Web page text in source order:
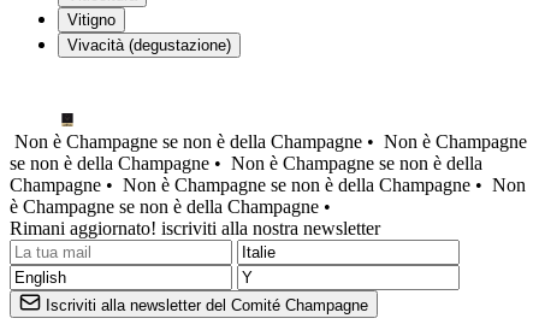
Vitigno
Vivacità (degustazione)
Non è Champagne se non è della Champagne • Non è Champagne
se non è della Champagne • Non è Champagne se non è della
Champagne • Non è Champagne se non è della Champagne • Non
è Champagne se non è della Champagne •
Rimani aggiornato! iscriviti alla nostra newsletter
Iscriviti alla newsletter del Comité Champagne